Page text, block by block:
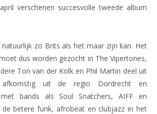
verschenen succesvolle tweede album
natuurlijk zo Brits als het maar zijn kan. Het
dus worden gezocht in The Vipertones,
Ton van der Kolk en Phil Martin deel uit
afkomstig uit de regio Dordrecht en
bands als Soul Snatchers, AIFF en
de betere funk, afrobeat en clubjazz in het